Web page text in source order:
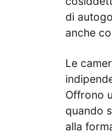
di
anche
Le
Offrono
quando
alla